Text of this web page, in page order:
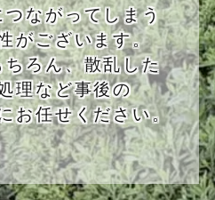
ながってしまう
がございます。
ろん、散乱した
理など事後の
お任せください。